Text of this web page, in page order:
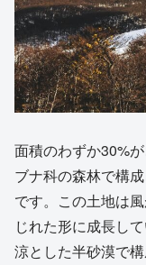
面積のわずか30%
ブナ科の森林で構
です。この土地は
じれた形に成長し
涼とした半砂漠で